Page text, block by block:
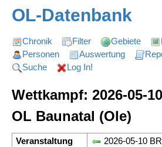
OL-Datenbank
Chronik Filter Gebiete
Personen
Auswertung
Suche
Log In!
Wettkampf: 2026-05-
OL Baunatal (Ole)
Veranstaltung 2026-05-10